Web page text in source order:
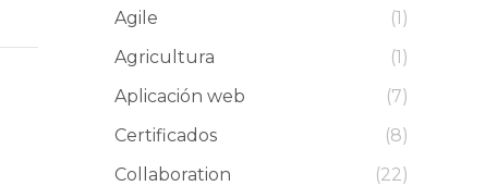
Agile
(1)
Agricultura
(1)
Aplicación web
(7)
Certificados
(8)
Collaboration
(22)